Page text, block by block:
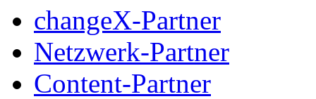
changeX-Partner
Netzwerk-Partner
Content-Partner